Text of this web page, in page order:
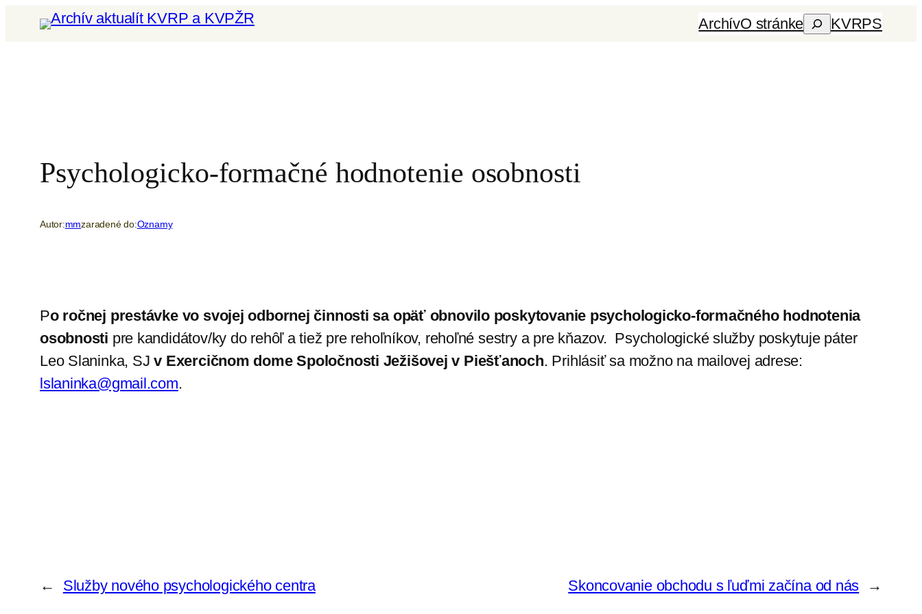
Prejsť
ArchívO stránkeHľadaťKVRPS
Psychologicko-formačné hodnotenie osobnosti
Autor:mmzaradené do:Oznamy
Po ročnej prestávke vo svojej odbornej činnosti sa opäť obnovilo poskytovanie psychologicko-formačného hodnotenia
osobnosti pre kandidátov/ky do rehôľ a tiež pre rehoľníkov, rehoľné sestry a pre kňazov. Psychologické služby poskytuje páter
Leo Slaninka, SJ v Exercičnom dome Spoločnosti Ježišovej v Piešťanoch. Prihlásiť sa možno na mailovej adrese:
lslaninka@gmail.com.
← Služby nového psychologického centra Skoncovanie obchodu s ľuďmi začína od nás →